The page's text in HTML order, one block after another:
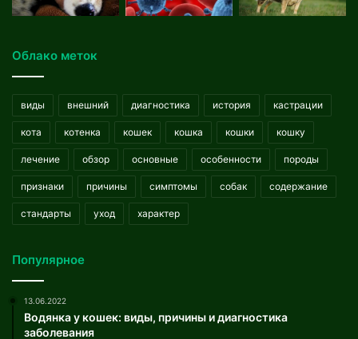
Облако меток
виды внешний диагностика история кастрации
кота котенка кошек кошка кошки кошку
лечение обзор основные особенности породы
признаки причины симптомы собак содержание
стандарты уход характер
Популярное
13.06.2022
Водянка у кошек: виды, причины и диагностика
заболевания